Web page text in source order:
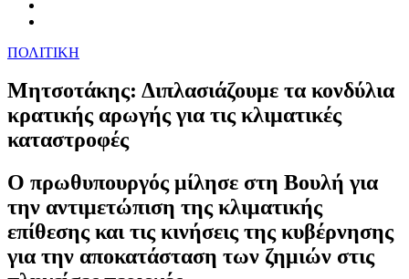
ΠΟΛΙΤΙΚΗ
Μητσοτάκης: Διπλασιάζουμε τα κονδύλια
κρατικής αρωγής για τις κλιματικές
καταστροφές
Ο πρωθυπουργός μίλησε στη Βουλή για
την αντιμετώπιση της κλιματικής
επίθεσης και τις κινήσεις της κυβέρνησης
για την αποκατάσταση των ζημιών στις